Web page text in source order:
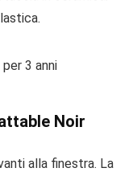
3 anni
Noir
alla finestra. La